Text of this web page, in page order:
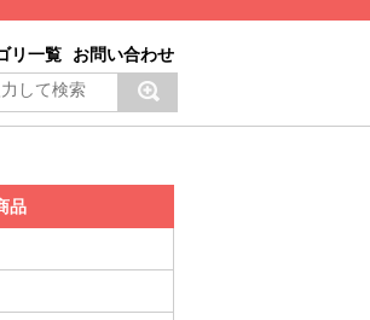
リ一覧 お問い合わせ
品